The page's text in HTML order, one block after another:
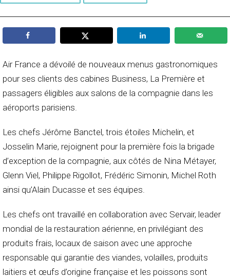
Air France a dévoilé de nouveaux menus gastronomiques
pour ses clients des cabines Business, La Première et
passagers éligibles aux salons de la compagnie dans les
aéroports parisiens.
Les chefs Jérôme Banctel, trois étoiles Michelin, et
Josselin Marie, rejoignent pour la première fois la brigade
d’exception de la compagnie, aux côtés de Nina Métayer,
Glenn Viel, Philippe Rigollot, Frédéric Simonin, Michel Roth
ainsi qu’Alain Ducasse et ses équipes.
Les chefs ont travaillé en collaboration avec Servair, leader
mondial de la restauration aérienne, en privilégiant des
produits frais, locaux de saison avec une approche
responsable qui garantie des viandes, volailles, produits
laitiers et œufs d’origine française et les poissons sont